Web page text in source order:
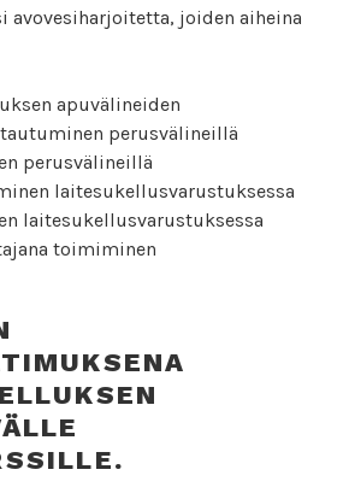
avovesiharjoitetta, joiden aiheina
apuvälineiden
perusvälineillä
perusvälineillä
laitesukellusvarustuksessa
laitesukellusvarustuksessa
toimiminen